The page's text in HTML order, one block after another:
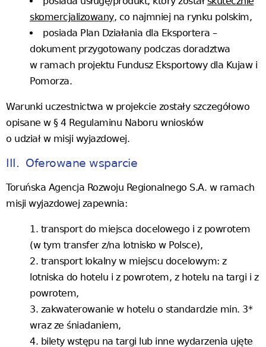
skomercjalizowany, co najmniej na rynku polskim,
posiada Plan Działania dla Eksportera –
dokument przygotowany podczas doradztwa
w ramach projektu Fundusz Eksportowy dla Kujaw i
Pomorza.
Warunki uczestnictwa w projekcie zostały szczegółowo
opisane w § 4 Regulaminu Naboru wniosków
o udział w misji wyjazdowej.
III. Oferowane wsparcie
Toruńska Agencja Rozwoju Regionalnego S.A. w ramach
misji wyjazdowej zapewnia:
transport do miejsca docelowego i z powrotem
(w tym transfer z/na lotnisko w Polsce),
transport lokalny w miejscu docelowym: z
lotniska do hotelu i z powrotem, z hotelu na targi i z
powrotem,
zakwaterowanie w hotelu o standardzie min. 3*
wraz ze śniadaniem,
bilety wstępu na targi lub inne wydarzenia ujęte